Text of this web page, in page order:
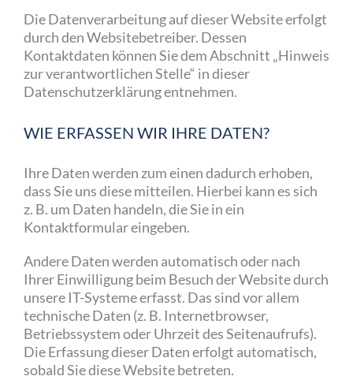
Die Datenverarbeitung auf dieser Website erfolgt
durch den Websitebetreiber. Dessen
Kontaktdaten können Sie dem Abschnitt „Hinweis
zur verantwortlichen Stelle“ in dieser
Datenschutzerklärung entnehmen.
WIE ERFASSEN WIR IHRE DATEN?
Ihre Daten werden zum einen dadurch erhoben,
dass Sie uns diese mitteilen. Hierbei kann es sich
z. B. um Daten handeln, die Sie in ein
Kontaktformular eingeben.
Andere Daten werden automatisch oder nach
Ihrer Einwilligung beim Besuch der Website durch
unsere IT-Systeme erfasst. Das sind vor allem
technische Daten (z. B. Internetbrowser,
Betriebssystem oder Uhrzeit des Seitenaufrufs).
Die Erfassung dieser Daten erfolgt automatisch,
sobald Sie diese Website betreten.